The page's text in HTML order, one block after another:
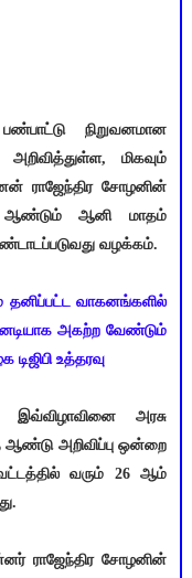
நிறுவனமான
மிகவும்
ராஜேந்திர சோழனின்
ஆண்டும் ஆனி மாதம்
வழக்கம்.
தனிப்பட்ட வாகனங்களில்
அகற்ற வேண்டும்
உத்தரவு
அரசு
அறிவிப்பு ஒன்றை
வரும் 26 ஆம்
ராஜேந்திர சோழனின்